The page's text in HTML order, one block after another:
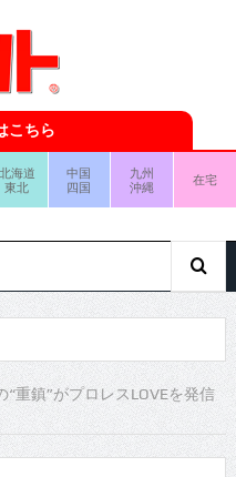
こちら
北海道
東北
中国
四国
九州
沖縄
在宅
重鎮”がプロレスLOVEを発信